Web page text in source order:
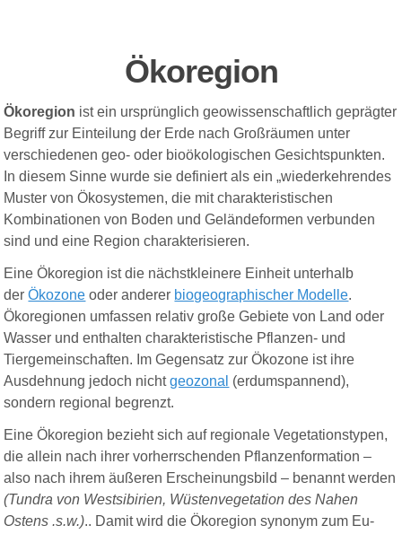
Ökoregion
Ökoregion ist ein ursprünglich geowissenschaftlich geprägter
Begriff zur Einteilung der Erde nach Großräumen unter
verschiedenen geo- oder bioökologischen Gesichtspunkten.
In diesem Sinne wurde sie definiert als ein „wiederkehrendes
Muster von Ökosystemen, die mit charakteristischen
Kombinationen von Boden und Geländeformen verbunden
sind und eine Region charakterisieren.
Eine Ökoregion ist die nächstkleinere Einheit unterhalb
derÖkozone oder anderer biogeographischer Modelle.
Ökoregionen umfassen relativ große Gebiete von Land oder
Wasser und enthalten charakteristische Pflanzen- und
Tiergemeinschaften. Im Gegensatz zur Ökozone ist ihre
Ausdehnung jedoch nichtgeozonal (erdumspannend),
sondern regional begrenzt.
Eine Ökoregion bezieht sich auf regionale Vegetationstypen,
die allein nach ihrer vorherrschenden Pflanzenformation –
also nach ihrem äußeren Erscheinungsbild – benannt werden
(Tundra von Westsibirien, Wüstenvegetation des Nahen
Ostens .s.w.).. Damit wird die Ökoregion synonym zum Eu-